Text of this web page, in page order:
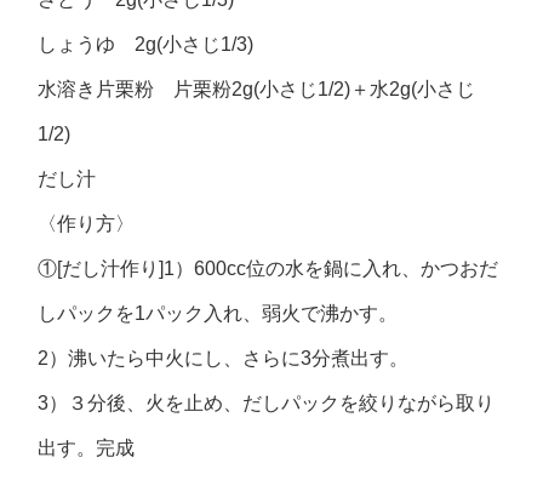
しょうゆ 2g(小さじ1/3)
水溶き片栗粉 片栗粉2g(小さじ1/2)＋水2g(小さじ
1/2)
だし汁
〈作り方〉
①[だし汁作り]1）600cc位の水を鍋に入れ、かつおだ
しパックを1パック入れ、弱火で沸かす。
2）沸いたら中火にし、さらに3分煮出す。
3）３分後、火を止め、だしパックを絞りながら取り
出す。完成